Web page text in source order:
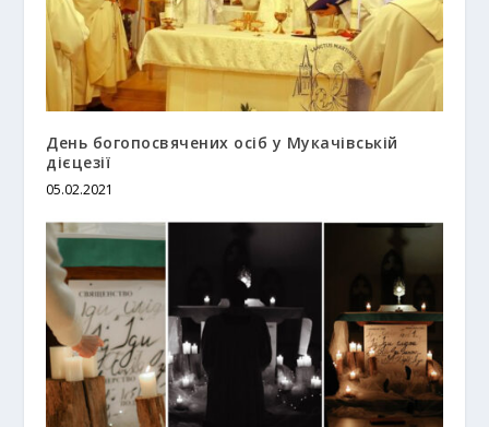
День богопосвячених осіб у Мукачівській
дієцезії
05.02.2021